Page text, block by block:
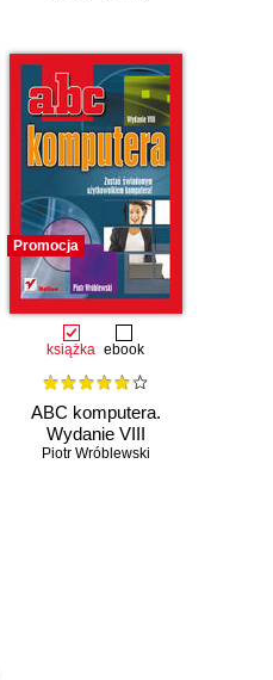
Promocja
książka ebook
ABC komputera.
Wydanie VIII
Piotr Wróblewski